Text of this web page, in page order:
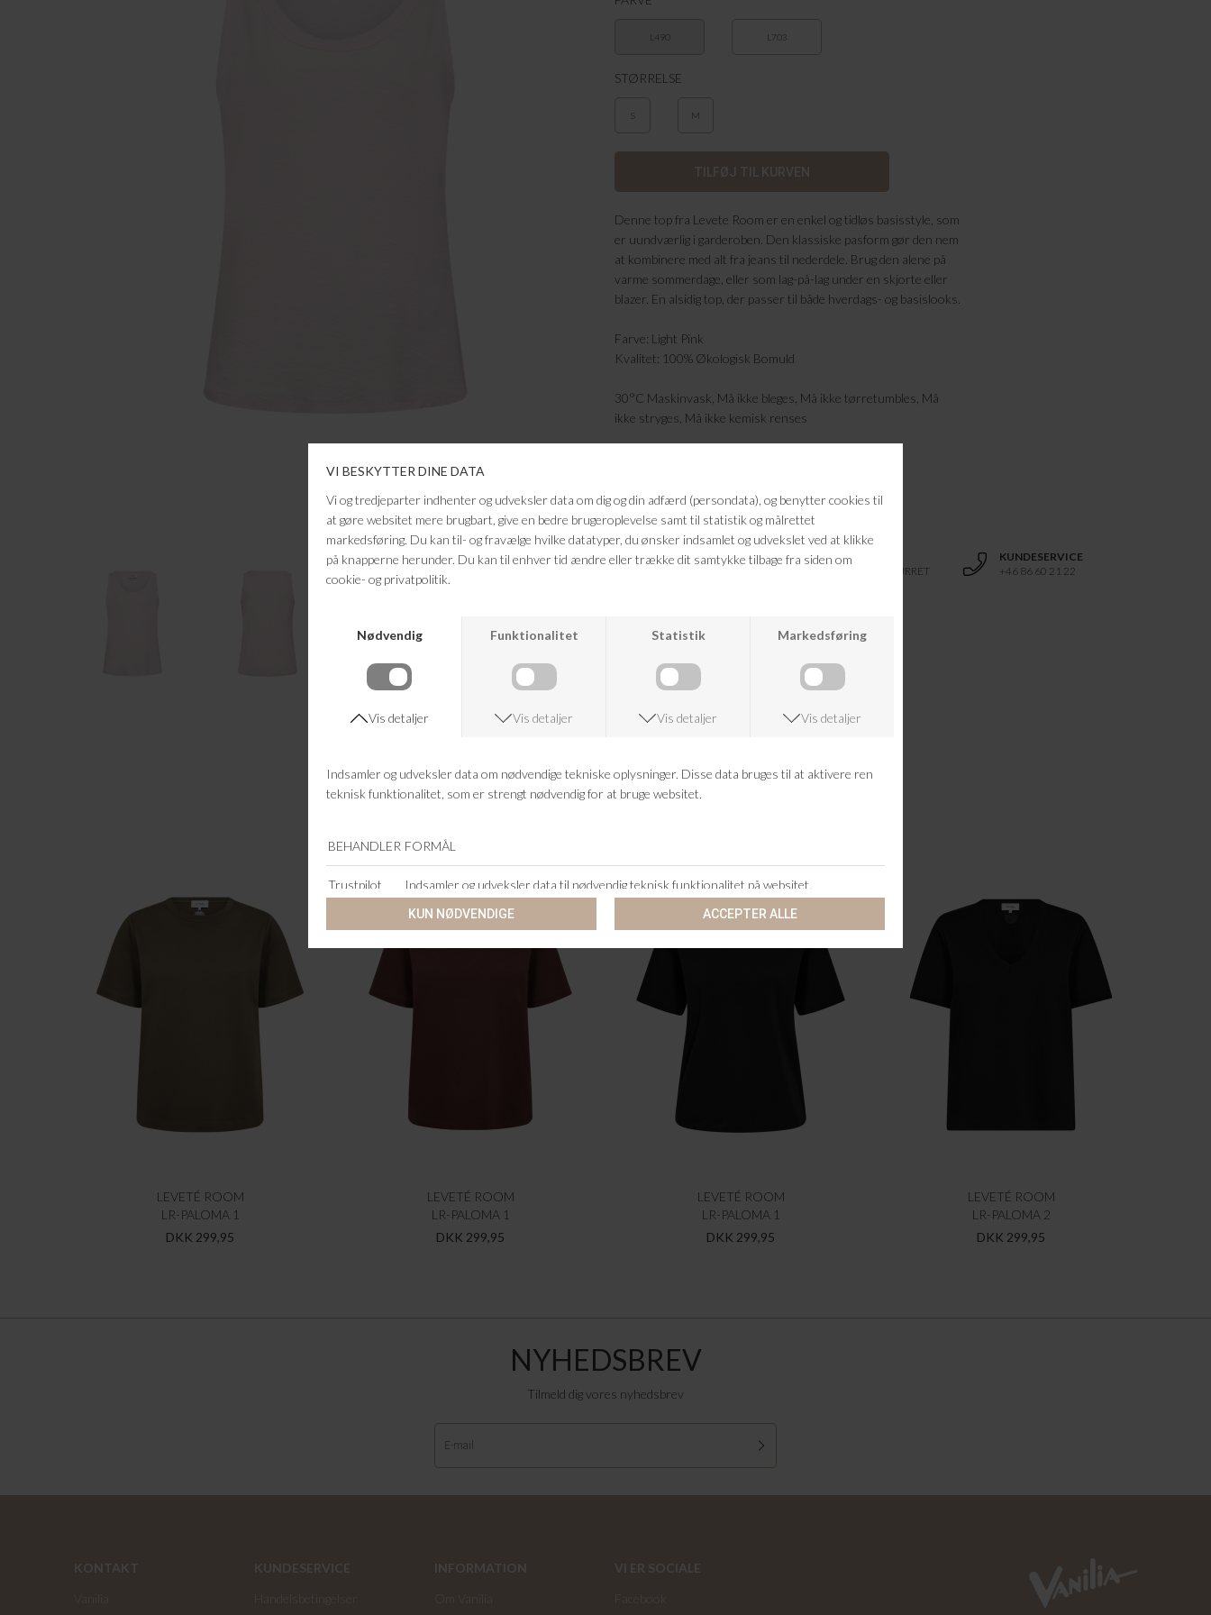
L490 L703
STØRRELSE
S M
Denne top fra Levete Room er en enkel og tidløs basisstyle, som
er uundværlig i garderoben. Den klassiske pasform gør den nem
at kombinere med alt fra jeans til nederdele. Brug den alene på
varme sommerdage, eller som lag-på-lag under en skjorte eller
blazer. En alsidig top, der passer til både hverdags- og basislooks.
Farve: Light Pink
Kvalitet: 100% Økologisk Bomuld
30°C Maskinvask, Må ikke bleges, Må ikke tørretumbles, Må
ikke stryges, Må ikke kemisk renses
Brystmål i cm: XS 82, S 88, M 94, L 100, XL 106
Bund i cm: XS 84, S 90, M 96, L 102, XL 108
FRAGTFRI LEVERING
RETURRET
14 DAGES RETURRET
KUNDESERVICE
+46 86 60 21 22
ANDRE KØBTE OGSÅ
LEVETÉ ROOM
LR-PALOMA 1
DKK 299,95
LEVETÉ ROOM
LR-PALOMA 1
DKK 299,95
LEVETÉ ROOM
LR-PALOMA 1
DKK 299,95
LEVETÉ ROOM
LR-PALOMA 2
DKK 299,95
NYHEDSBREV
Tilmeld dig vores nyhedsbrev
KONTAKT
KUNDESERVICE
INFORMATION
VI ER SOCIALE